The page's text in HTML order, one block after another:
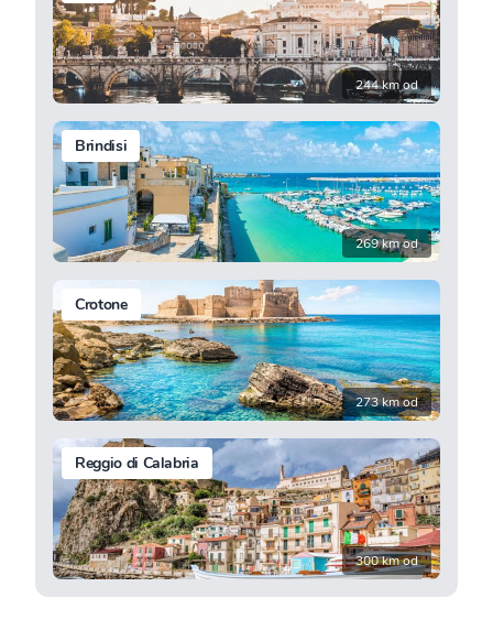
244 km od
Brindisi
269 km od
Crotone
273 km od
Reggio di Calabria
300 km od